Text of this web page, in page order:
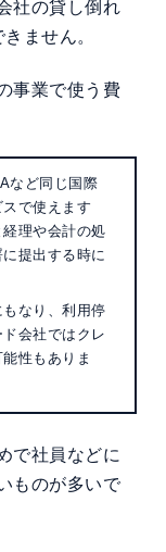
社の貸し倒れ
ません。
事業で使う費
など同じ国際
で使えます
理や会計の処
提出する時に
なり、利用停
会社ではクレ
性もありま
で社員などに
ものが多いで